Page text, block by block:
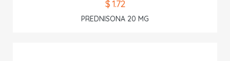
$ 1.72
PREDNISONA 20 MG